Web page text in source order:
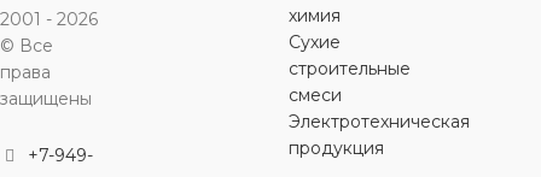
2001 - 2026
© Все
права
защищены
+7-949-
химия
Сухие
строительные
смеси
Электротехническая
продукция